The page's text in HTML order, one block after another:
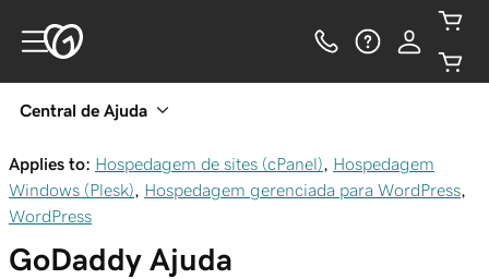
Central de Ajuda
Applies to: Hospedagem de sites (cPanel)
Hospedagem
Windows (Plesk)
Hospedagem gerenciada para WordPress
WordPress
GoDaddy Ajuda